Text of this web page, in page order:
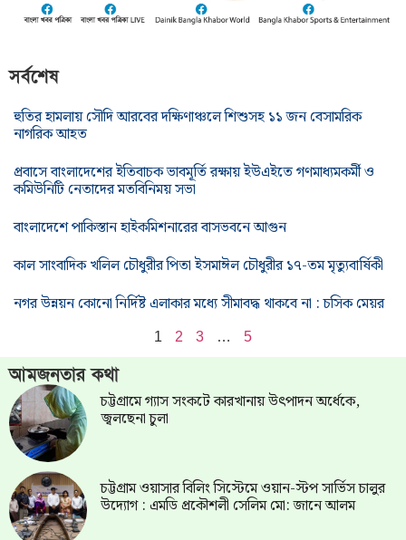
সর্বশেষ
হুতির হামলায় সৌদি আরবের দক্ষিণাঞ্চলে শিশুসহ ১১ জন বেসামরিক
নাগরিক আহত
প্রবাসে বাংলাদেশের ইতিবাচক ভাবমূর্তি রক্ষায় ইউএইতে গণমাধ্যমকর্মী ও
কমিউনিটি নেতাদের মতবিনিময় সভা
বাংলাদেশে পাকিস্তান হাইকমিশনারের বাসভবনে আগুন
কাল সাংবাদিক খলিল চৌধুরীর পিতা ইসমাঈল চৌধুরীর ১৭-তম মৃত্যুবার্ষিকী
নগর উন্নয়ন কোনো নির্দিষ্ট এলাকার মধ্যে সীমাবদ্ধ থাকবে না : চসিক মেয়র
1 2 3 … 5
আমজনতার কথা
চট্টগ্রামে গ্যাস সংকটে কারখানায় উৎপাদন অর্ধেকে,
জ্বলছেনা চুলা
চট্টগ্রাম ওয়াসার বিলিং সিস্টেমে ওয়ান-স্টপ সার্ভিস চালুর
উদ্যোগ : এমডি প্রকৌশলী সেলিম মো: জানে আলম